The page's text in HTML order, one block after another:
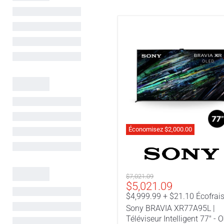
Économisez $2,000.00
BRAVIA
XR77A95L
Téléviseur
Intelligent
77"
-
OLED
Prix
original
$7,021.09
Prix
actuel
$5,021.09
$4,999.99 + $21.10 Écofrais
Sony BRAVIA XR77A95L |
Téléviseur Intelligent 77" -